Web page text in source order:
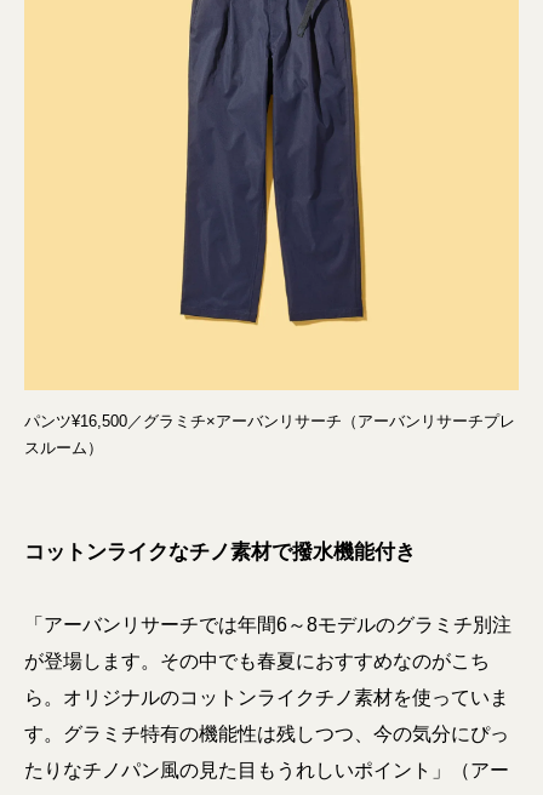
パンツ¥16,500／グラミチ×アーバンリサーチ（アーバンリサーチプレ
スルーム）
コットンライクなチノ素材で撥水機能付き
「アーバンリサーチでは年間6～8モデルのグラミチ別注
が登場します。その中でも春夏におすすめなのがこち
ら。オリジナルのコットンライクチノ素材を使っていま
す。グラミチ特有の機能性は残しつつ、今の気分にぴっ
たりなチノパン風の見た目もうれしいポイント」（アー